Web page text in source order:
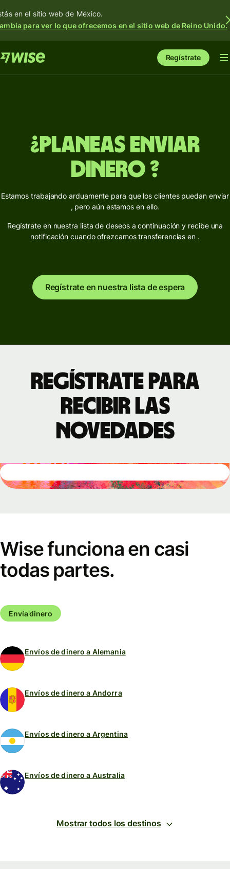
en el sitio web de México.
para ver lo que ofrecemos en el sitio web de Reino Unido.
Regístrate
¿Planeas enviar
dinero ?
Estamos trabajando arduamente para que los clientes puedan enviar
, pero aún estamos en ello.
Regístrate en nuestra lista de deseos a continuación y recibe una
notificación cuando ofrezcamos transferencias en .
Regístrate en nuestra lista de espera
Regístrate para
recibir las
novedades
Wise funciona en casi
todas partes.
Envía dinero
Envíos de dinero a Alemania
Envíos de dinero a Andorra
Envíos de dinero a Argentina
Envíos de dinero a Australia
Mostrar todos los destinos